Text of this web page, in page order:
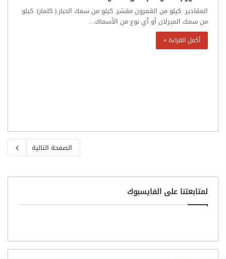
المقادير: كيلو من القمرون مقشر. كيلو من سمك الحبار ( كلمار). كيلو
من سمك الميرلان أو أي نوع من الأسماك…
أكمل القراءة »
الصفحة التالية
لمتابعتنا على الفايسبوك